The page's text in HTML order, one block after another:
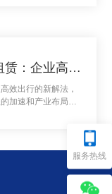
上海员工通勤班车租赁：企业高效出行的新解法
效出行的新解法，
加速和产业布局的
工对通勤体验的强
为提升组织效率、
服务热线